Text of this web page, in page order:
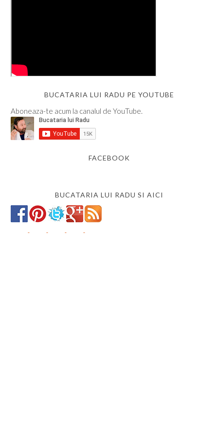
BUCATARIA LUI RADU PE YOUTUBE
Aboneaza-te acum la canalul de YouTube.
FACEBOOK
BUCATARIA LUI RADU SI AICI